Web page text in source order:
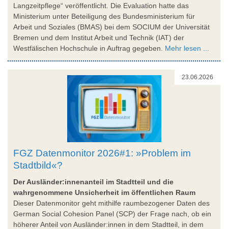
Langzeitpflege“ veröffentlicht. Die Evaluation hatte das
Ministerium unter Beteiligung des Bundesministerium für
Arbeit und Soziales (BMAS) bei dem SOCIUM der Universität
Bremen und dem Institut Arbeit und Technik (IAT) der
Westfälischen Hochschule in Auftrag gegeben. Mehr lesen ...
23.06.2026
FGZ Datenmonitor 2026#1: »Problem im
Stadtbild«?
Der Ausländer:innenanteil im Stadtteil und die
wahrgenommene Unsicherheit im öffentlichen Raum
Dieser Datenmonitor geht mithilfe raumbezogener Daten des
German Social Cohesion Panel (SCP) der Frage nach, ob ein
höherer Anteil von Ausländer:innen in dem Stadtteil, in dem